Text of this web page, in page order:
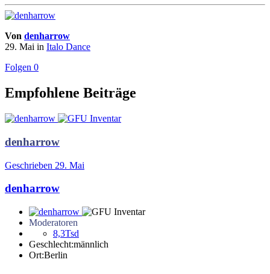
Von denharrow
29. Mai in Italo Dance
Folgen 0
Empfohlene Beiträge
denharrow
Geschrieben 29. Mai
denharrow
Moderatoren
8,3Tsd
Geschlecht:männlich
Ort:Berlin